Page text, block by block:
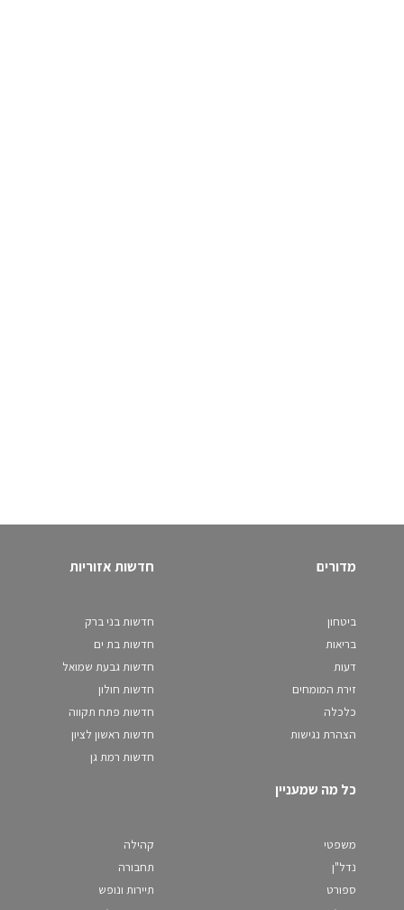
מדורים
ביטחון
בריאות
דעות
זירת המומחים
כלכלה
הצהרת נגישות
חדשות אזוריות
חדשות בני ברק
חדשות בת ים
חדשות גבעת שמואל
חדשות חולון
חדשות פתח תקווה
חדשות ראשון לציון
חדשות רמת גן
כל מה שמעניין
משפטי
נדל"ן
ספורט
קהילה
תחבורה
תיירות ונופש